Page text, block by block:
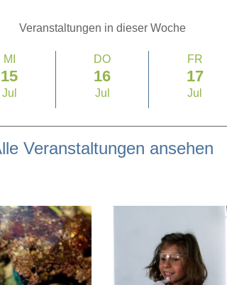
Veranstaltungen in dieser Woche
MI
15
Jul
DO
16
Jul
FR
17
Jul
Veranstaltungen ansehen